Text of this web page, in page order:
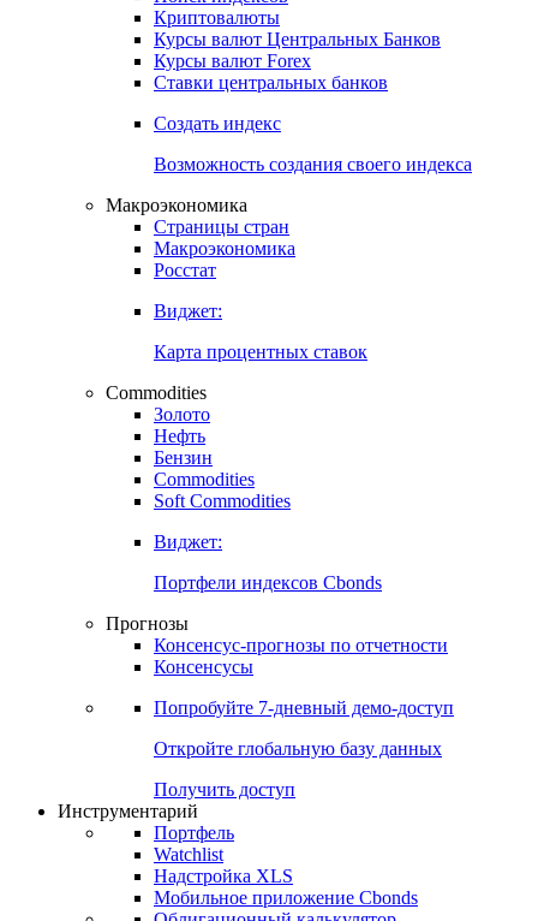
Криптовалюты
Курсы валют Центральных Банков
Курсы валют Forex
Ставки центральных банков
Создать индекс
Возможность создания своего индекса
Макроэкономика
Страницы стран
Макроэкономика
Росстат
Виджет:
Карта процентных ставок
Commodities
Золото
Нефть
Бензин
Commodities
Soft Commodities
Виджет:
Портфели индексов Cbonds
Прогнозы
Консенсус-прогнозы по отчетности
Консенсусы
Попробуйте 7-дневный демо-доступ
Откройте глобальную базу данных
Получить доступ
Инструментарий
Портфель
Watchlist
Надстройка XLS
Мобильное приложение Cbonds